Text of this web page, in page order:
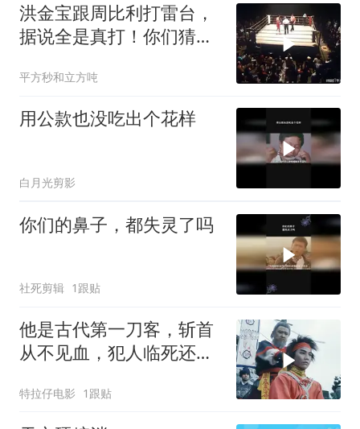
洪金宝跟周比利打雷台，
据说全是真打！你们猜谁
平方秒和立方吨
用公款也没吃出个花样
白月光剪影
你们的鼻子，都失灵了吗
社死剪辑 1跟贴
他是古代第一刀客，斩首
从不见血，犯人临死还以
特拉仔电影 1跟贴